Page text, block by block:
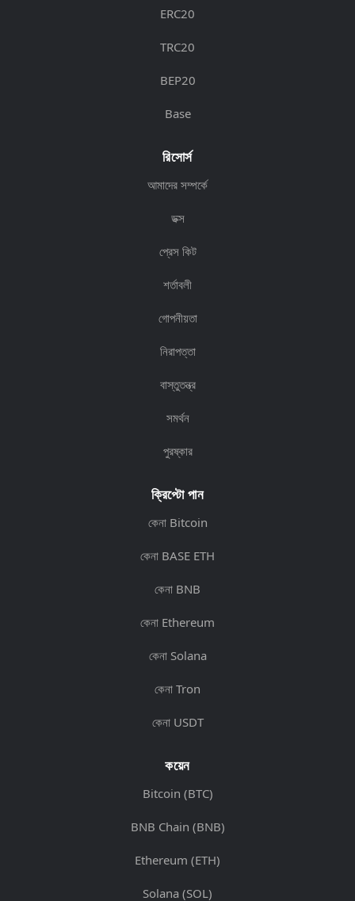
ERC20
TRC20
BEP20
Base
রিসোর্স
আমাদের সম্পর্কে
ডক্স
প্রেস কিট
শর্তাবলী
গোপনীয়তা
নিরাপত্তা
বাস্তুতন্ত্র
সমর্থন
পুরষ্কার
ক্রিপ্টো পান
কেনা Bitcoin
কেনা BASE ETH
কেনা BNB
কেনা Ethereum
কেনা Solana
কেনা Tron
কেনা USDT
কয়েন
Bitcoin (BTC)
BNB Chain (BNB)
Ethereum (ETH)
Solana (SOL)